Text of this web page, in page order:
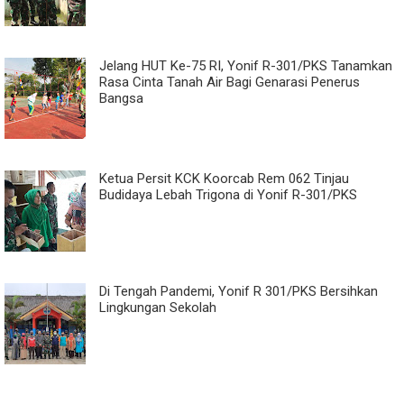
Jelang HUT Ke-75 RI, Yonif R-301/PKS Tanamkan
Rasa Cinta Tanah Air Bagi Genarasi Penerus
Bangsa
Ketua Persit KCK Koorcab Rem 062 Tinjau
Budidaya Lebah Trigona di Yonif R-301/PKS
Di Tengah Pandemi, Yonif R 301/PKS Bersihkan
Lingkungan Sekolah